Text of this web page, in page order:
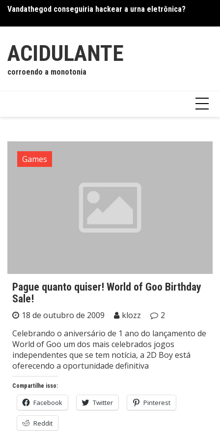
o
Vandathegod conseguiria hackear a urna eletrônica?
Os mistérios da visão remota
ACIDULANTE
corroendo a monotonia
Games
Pague quanto quiser! World of Goo Birthday
Sale!
18 de outubro de 2009 klozz
2
Celebrando o aniversário de 1 ano do lançamento de
World of Goo um dos mais celebrados jogos
independentes que se tem notícia, a 2D Boy está
oferecendo a oportunidade definitiva
Compartilhe isso:
Facebook Twitter Pinterest
Reddit